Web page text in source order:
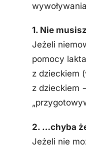
1. Nie
Jeżeli
pomocy
z dzieckiem
z dzieckiem
2. …chyba
Jeżeli nie